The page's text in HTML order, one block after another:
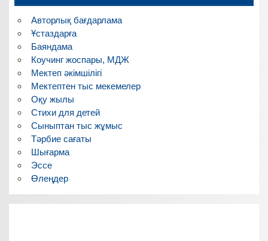
Авторлық бағдарлама
Ұстаздарға
Баяндама
Коучинг жоспары, МДЖ
Мектеп әкімшілігі
Мектептен тыс мекемелер
Оқу жылы
Стихи для детей
Сыныптан тыс жұмыс
Тәрбие сағаты
Шығарма
Эссе
Өлеңдер